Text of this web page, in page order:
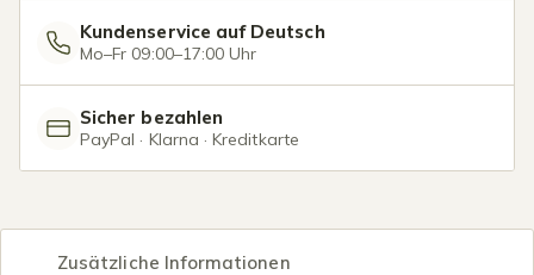
Kundenservice auf Deutsch
Mo–Fr 09:00–17:00 Uhr
Sicher bezahlen
PayPal · Klarna · Kreditkarte
Zusätzliche Informationen